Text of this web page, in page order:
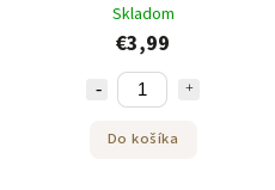
Skladom
€3,99
Do košíka